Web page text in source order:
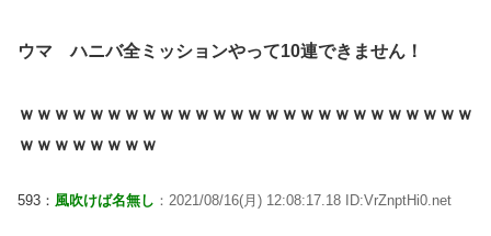
ウマ ハニバ全ミッションやって10連できません！
ｗｗｗｗｗｗｗｗｗｗｗｗｗｗｗｗｗｗｗｗｗｗｗｗｗｗ
ｗｗｗｗｗｗｗｗ
593： 風吹けば名無し ：2021/08/16(月) 12:08:17.18 ID:VrZnptHi0.net